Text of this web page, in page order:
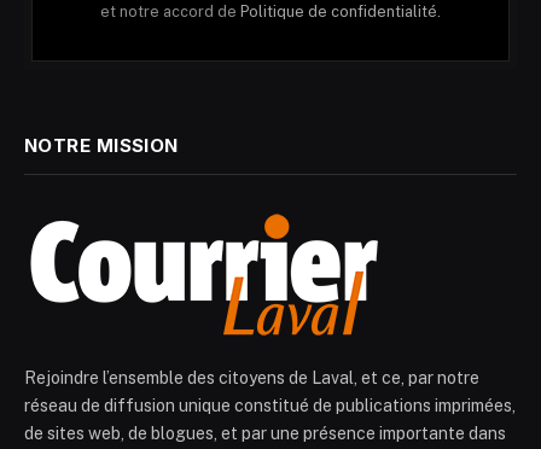
et notre accord de Politique de confidentialité.
NOTRE MISSION
Rejoindre l’ensemble des citoyens de Laval, et ce, par notre
réseau de diffusion unique constitué de publications imprimées,
de sites web, de blogues, et par une présence importante dans